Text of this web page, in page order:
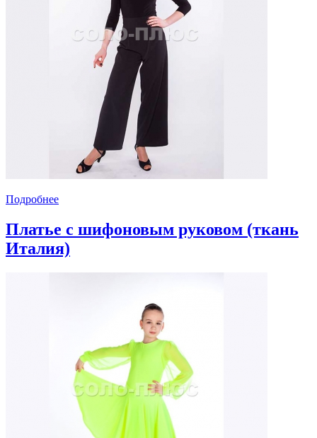
Подробнее
Платье с шифоновым руковом (ткань
Италия)